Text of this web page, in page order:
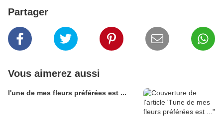
Partager
Vous aimerez aussi
l'une de mes fleurs préférées est ...